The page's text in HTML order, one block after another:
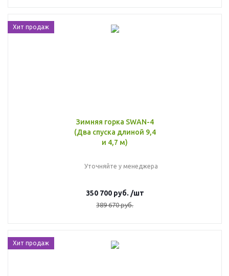
Хит продаж
Зимняя горка SWAN-4
(Два спуска длиной 9,4
и 4,7 м)
Уточняйте у менеджера
350 700руб. /шт
389 670руб.
Хит продаж